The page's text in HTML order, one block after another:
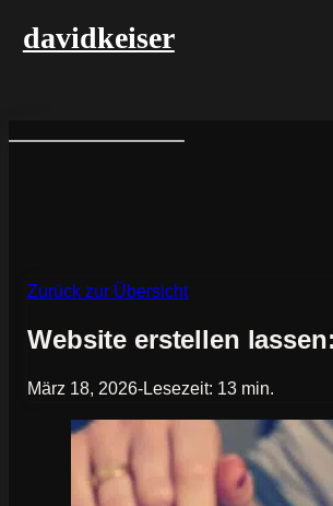
davidkeiser
Zurück zur Übersicht
Website erstellen
März 18, 2026-Lesezeit: 13 min.